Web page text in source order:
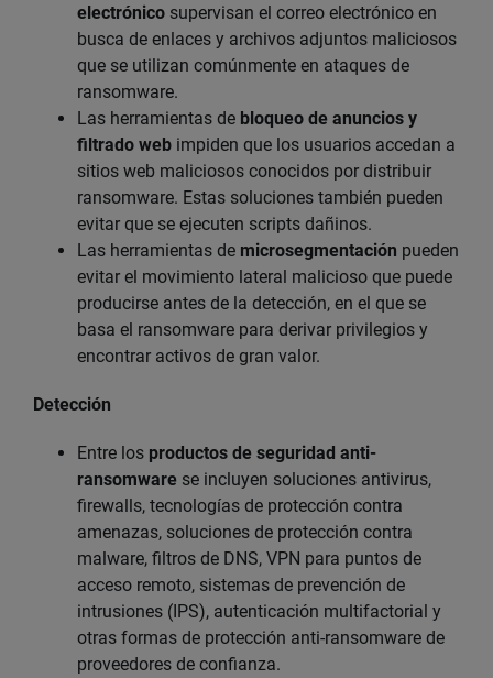
electrónico supervisan el correo electrónico en
busca de enlaces y archivos adjuntos maliciosos
que se utilizan comúnmente en ataques de
ransomware.
Las herramientas de bloqueo de anuncios y
filtrado web impiden que los usuarios accedan a
sitios web maliciosos conocidos por distribuir
ransomware. Estas soluciones también pueden
evitar que se ejecuten scripts dañinos.
Las herramientas de microsegmentación pueden
evitar el movimiento lateral malicioso que puede
producirse antes de la detección, en el que se
basa el ransomware para derivar privilegios y
encontrar activos de gran valor.
Detección
Entre los productos de seguridad anti-
ransomware se incluyen soluciones antivirus,
firewalls, tecnologías de protección contra
amenazas, soluciones de protección contra
malware, filtros de DNS, VPN para puntos de
acceso remoto, sistemas de prevención de
intrusiones (IPS), autenticación multifactorial y
otras formas de protección anti-ransomware de
proveedores de confianza.